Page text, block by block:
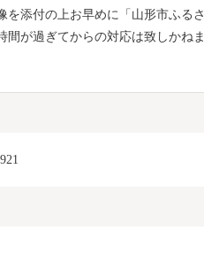
を添付の上お早めに「山形市ふるさ
間が過ぎてからの対応は致しかねま